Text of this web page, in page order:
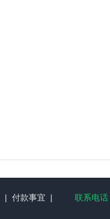
| 付款事宜 |
联系电